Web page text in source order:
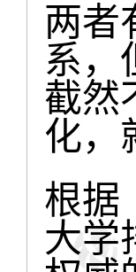
两者
系，
截然
化，
根据
大学